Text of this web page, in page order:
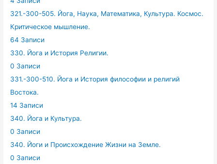
321.-300-505. Йога, Наука, Математика, Культура. Космос.
Критическое мышление.
64 Записи
330. Йога и История Религии.
0 Записи
331.-300-510. Йога и История философии и религий
Востока.
14 Записи
340. Йога и Культура.
0 Записи
340. Йоги и Происхождение Жизни на Земле.
0 Записи